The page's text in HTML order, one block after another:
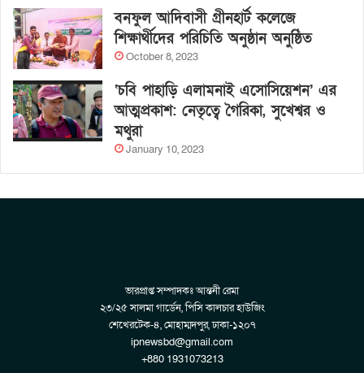
বনফুল আদিবাসী গ্রীনহার্ট কলেজে
শিক্ষার্থীদের পরিচিতি অনুষ্ঠান অনুষ্ঠিত
October 8, 2023
‘চবি পাহাড়ি এলামনাই এসোসিয়েশন’ এর
আত্মপ্রকাশ: নেতৃত্বে গৈরিকা, সুখেশ্বর ও
মথুরা
January 10, 2023
ভারপ্রাপ্ত সম্পাদকঃ আন্তনী রেমা
২৩/২৫ সালমা গার্ডেন, পিসি কালচার হাউজিং
শেখেরটেক-৪, মোহাম্মদপুর, ঢাকা-১২০৭
ipnewsbd@gmail.com
+880 1931073213